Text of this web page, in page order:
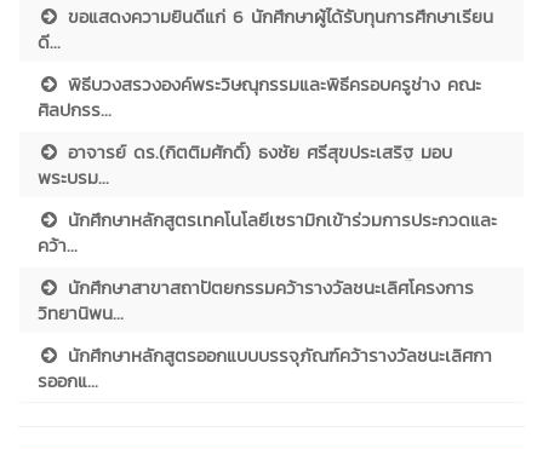
ขอแสดงความยินดีแก่ 6 นักศึกษาผู้ได้รับทุนการศึกษาเรียน
ดี...
พิธีบวงสรวงองค์พระวิษณุกรรมและพิธีครอบครูช่าง คณะ
ศิลปกรร...
อาจารย์ ดร.(กิตติมศักดิ์) ธงชัย ศรีสุขประเสริฐ มอบ
พระบรม...
นักศึกษาหลักสูตรเทคโนโลยีเซรามิกเข้าร่วมการประกวดและ
คว้า...
นักศึกษาสาขาสถาปัตยกรรมคว้ารางวัลชนะเลิศโครงการ
วิทยานิพน...
นักศึกษาหลักสูตรออกแบบบรรจุภัณฑ์คว้ารางวัลชนะเลิศกา
รออกแ...